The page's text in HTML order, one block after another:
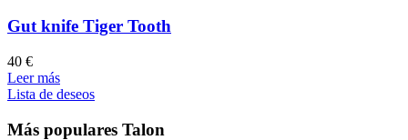
Gut knife Tiger Tooth
40 €
Leer más
Lista de deseos
Más populares Talon